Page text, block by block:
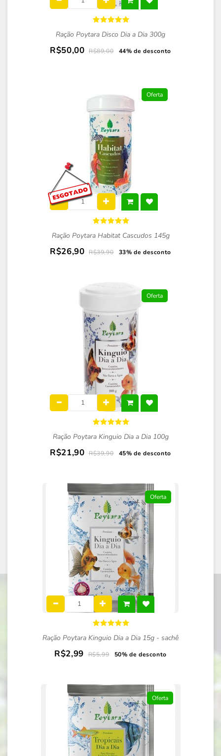
Ração Poytara Disco Dia a Dia 300g
R$50,00 R$89,00 44% de desconto
Oferta
Ração Poytara Habitat Cascudos 145g
R$26,90 R$39,90 33% de desconto
Oferta
Ração Poytara Kinguio Dia a Dia 100g
R$21,90 R$39,90 45% de desconto
Oferta
Ração Poytara Kinguio Dia a Dia 15g - sachê
R$2,99 R$5,99 50% de desconto
Oferta